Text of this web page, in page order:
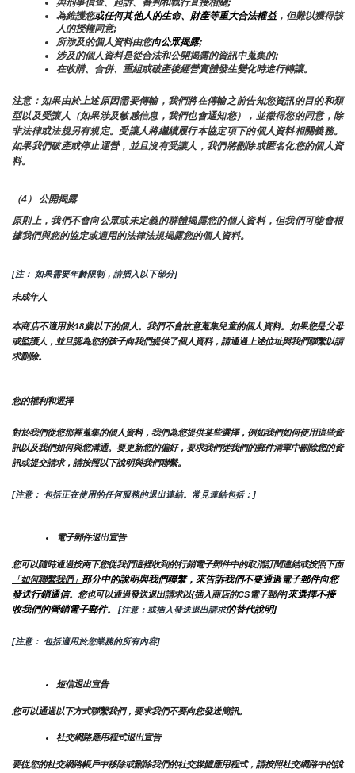
為維護您或任何其他人的生命、財產等重大合法權益，但難以獲得該
人的授權同意;
所涉及的個人資料由您向公眾揭露;
涉及的個人資料是從合法和公開揭露的資訊中蒐集的;
在收購、合併、重組或破產後經營實體發生變化時進行轉讓。
注意：如果由於上述原因需要傳輸，我們將在傳輸之前告知您資訊的目的和類
型以及受讓人（如果涉及敏感信息，我們也會通知您），並徵得您的同意，除
非法律或法規另有規定。受讓人將繼續履行本協定項下的個人資料相關義務。
如果我們破產或停止運營，並且沒有受讓人，我們將刪除或匿名化您的個人資
料。
（4） 公開揭露
原則上，我們不會向公眾或未定義的群體揭露您的個人資料，但我們可能會根
據我們與您的協定或適用的法律法規揭露您的個人資料。
[注： 如果需要年齡限制，請插入以下部分]
未成年人
本商店不適用於18歲以下的個人。我們不會故意蒐集兒童的個人資料。如果您是父母
或監護人，並且認為您的孩子向我們提供了個人資料，請通過上述位址與我們聯繫以請
求刪除。
您的權利和選擇
對於我們從您那裡蒐集的個人資料，我們為您提供某些選擇，例如我們如何使用這些資
訊以及我們如何與您溝通。要更新您的偏好，要求我們從我們的郵件清單中刪除您的資
訊或提交請求，請按照以下說明與我們聯繫。
[注意： 包括正在使用的任何服務的退出連結。常見連結包括：]
電子郵件退出宣告
您可以隨時通過按兩下您從我們這裡收到的行銷電子郵件中的取消訂閱連結或按照下面
「如何聯繫我們」 部分中的說明與我們聯繫，來告訴我們不要通過電子郵件向您
發送行銷通信。您也可以通過發送退出請求以{插入商店的CS電子郵件]來選擇不接
收我們的營銷電子郵件。 [注意：或插入發送退出請求的替代說明]
[注意： 包括適用於您業務的所有內容]
短信退出宣告
您可以通過以下方式聯繫我們，要求我們不要向您發送簡訊。
社交網路應用程式退出宣告
要從您的社交網路帳戶中移除或刪除我們的社交媒體應用程式，請按照社交網路中的說